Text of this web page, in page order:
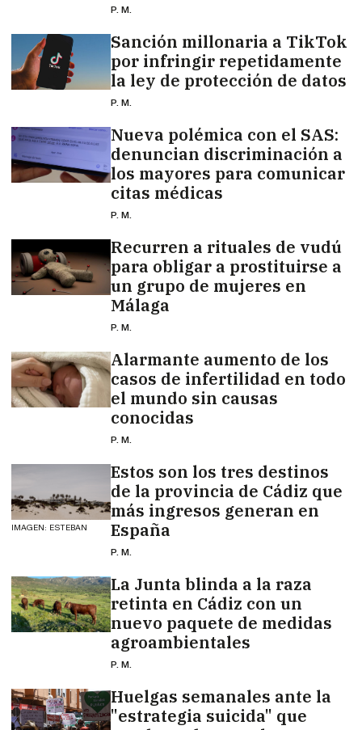
P. M.
Sanción millonaria a TikTok
por infringir repetidamente
la ley de protección de datos
P. M.
Nueva polémica con el SAS:
denuncian discriminación a
los mayores para comunicar
citas médicas
P. M.
Recurren a rituales de vudú
para obligar a prostituirse a
un grupo de mujeres en
Málaga
P. M.
Alarmante aumento de los
casos de infertilidad en todo
el mundo sin causas
conocidas
P. M.
IMAGEN: ESTEBAN
Estos son los tres destinos
de la provincia de Cádiz que
más ingresos generan en
España
P. M.
La Junta blinda a la raza
retinta en Cádiz con un
nuevo paquete de medidas
agroambientales
P. M.
Huelgas semanales ante la
"estrategia suicida" que